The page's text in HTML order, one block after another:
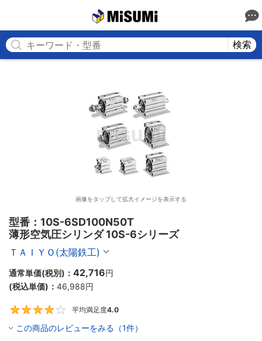
検索
画像をタップして拡大イメージを表示する
型番：10S-6SD100N50T
薄形空気圧シリンダ 10S-6シリーズ
ＴＡＩＹＯ(太陽鉄工)
通常単価(税別)： 42,716円
(税込単価)： 46,988円
平均満足度4.0
この商品のレビューをみる（1件）